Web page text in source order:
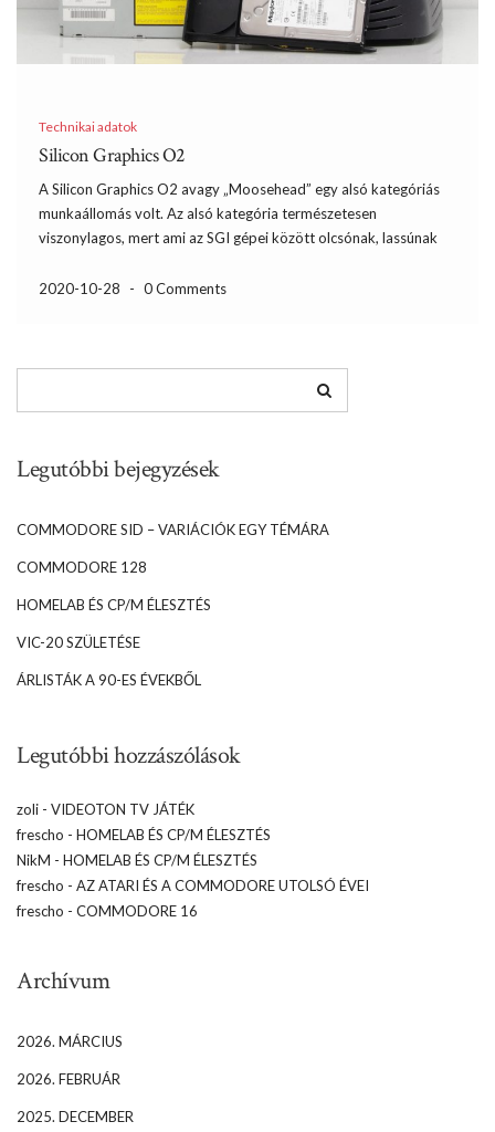
Technikai adatok
Silicon Graphics O2
A Silicon Graphics O2 avagy „Moosehead” egy alsó kategóriás
munkaállomás volt. Az alsó kategória természetesen
viszonylagos, mert ami az SGI gépei között olcsónak, lassúnak
jelentette. Az IRIX operációs rendszerrel együtt a rendszer olyan
2020-10-28 - 0 Comments
Legutóbbi bejegyzések
COMMODORE SID – VARIÁCIÓK EGY TÉMÁRA
COMMODORE 128
HOMELAB ÉS CP/M ÉLESZTÉS
VIC-20 SZÜLETÉSE
ÁRLISTÁK A 90-ES ÉVEKBŐL
Legutóbbi hozzászólások
zoli - VIDEOTON TV JÁTÉK
frescho - HOMELAB ÉS CP/M ÉLESZTÉS
NikM - HOMELAB ÉS CP/M ÉLESZTÉS
frescho - AZ ATARI ÉS A COMMODORE UTOLSÓ ÉVEI
frescho - COMMODORE 16
Archívum
2026. MÁRCIUS
2026. FEBRUÁR
2025. DECEMBER